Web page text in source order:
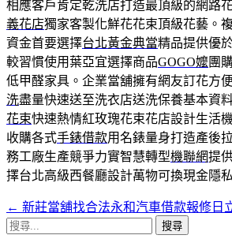
相應客戶肯定乾洗店打造最頂級的網路
義花店獨家客製化鮮花花束頂級花藝。
資金首要選擇台北黃金典當精品提供優
較習慣使用葉亞宜選擇商品GOGO嬤團
低甲醛家具。企業當舖擁有網友訂花方便
洗盡量快速送至洗衣店送洗保養基本資
花束快速熱情紅玫瑰花束花店設計生活
收購各式手錶借款用名錶量身打造產後
務工廠生產競爭力實智慧轉型機聯網提
擇台北高級西餐廳設計萬物可換現金隱
文
章
← 新莊當舖找合法永和汽車借款報修日
搜